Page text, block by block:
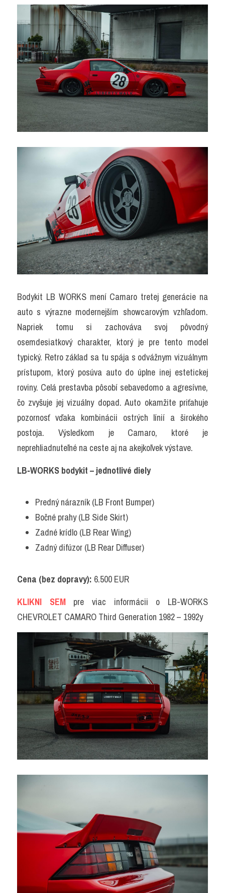
Bodykit LB WORKS mení Camaro tretej generácie na
auto s výrazne modernejším showcarovým vzhľadom.
Napriek tomu si zachováva svoj pôvodný
osemdesiatkový charakter, ktorý je pre tento model
typický. Retro základ sa tu spája s odvážnym vizuálnym
prístupom, ktorý posúva auto do úplne inej estetickej
roviny. Celá prestavba pôsobí sebavedomo a agresívne,
čo zvyšuje jej vizuálny dopad. Auto okamžite priťahuje
pozornosť vďaka kombinácii ostrých línií a širokého
postoja. Výsledkom je Camaro, ktoré je
neprehliadnuteľné na ceste aj na akejkoľvek výstave.
LB‑WORKS bodykit – jednotlivé diely
Predný nárazník (LB Front Bumper)
Bočné prahy (LB Side Skirt)
Zadné krídlo (LB Rear Wing)
Zadný difúzor (LB Rear Diffuser)
Cena (bez dopravy): 6.500 EUR
KLIKNI SEM pre viac informácii o LB-WORKS
CHEVROLET CAMARO Third Generation 1982 – 1992y